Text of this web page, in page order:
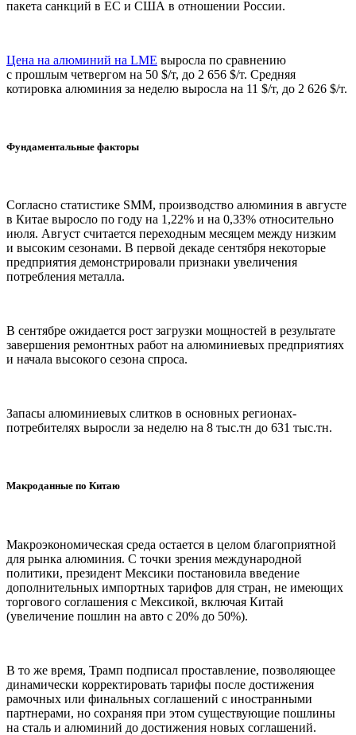
пакета санкций в ЕС и США в отношении России.
Цена на алюминий на LME выросла по сравнению
с прошлым четвергом на 50 $/т, до 2 656 $/т. Средняя
котировка алюминия за неделю выросла на 11 $/т, до 2 626 $/т.
Фундаментальные факторы
Согласно статистике SMM, производство алюминия в августе
в Китае выросло по году на 1,22% и на 0,33% относительно
июля. Август считается переходным месяцем между низким
и высоким сезонами. В первой декаде сентября некоторые
предприятия демонстрировали признаки увеличения
потребления металла.
В сентябре ожидается рост загрузки мощностей в результате
завершения ремонтных работ на алюминиевых предприятиях
и начала высокого сезона спроса.
Запасы алюминиевых слитков в основных регионах-
потребителях выросли за неделю на 8 тыс.тн до 631 тыс.тн.
Макроданные по Китаю
Макроэкономическая среда остается в целом благоприятной
для рынка алюминия. С точки зрения международной
политики, президент Мексики постановила введение
дополнительных импортных тарифов для стран, не имеющих
торгового соглашения с Мексикой, включая Китай
(увеличение пошлин на авто с 20% до 50%).
В то же время, Трамп подписал проставление, позволяющее
динамически корректировать тарифы после достижения
рамочных или финальных соглашений с иностранными
партнерами, но сохраняя при этом существующие пошлины
на сталь и алюминий до достижения новых соглашений.